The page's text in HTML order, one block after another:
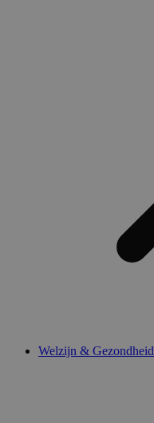
Welzijn & Gezondheid